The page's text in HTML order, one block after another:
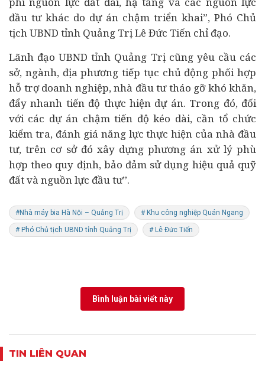
đầu tư khác do dự án chậm triển khai”, Phó Chủ
tịch UBND tỉnh Quảng Trị Lê Đức Tiến chỉ đạo.
Lãnh đạo UBND tỉnh Quảng Trị cũng yêu cầu các
sở, ngành, địa phương tiếp tục chủ động phối hợp
hỗ trợ doanh nghiệp, nhà đầu tư tháo gỡ khó khăn,
đẩy nhanh tiến độ thực hiện dự án. Trong đó, đối
với các dự án chậm tiến độ kéo dài, cần tổ chức
kiểm tra, đánh giá năng lực thực hiện của nhà đầu
tư, trên cơ sở đó xây dựng phương án xử lý phù
hợp theo quy định, bảo đảm sử dụng hiệu quả quỹ
đất và nguồn lực đầu tư”.
#Nhà máy bia Hà Nội – Quảng Trị # Khu công nghiệp Quán Ngang
# Phó Chủ tịch UBND tỉnh Quảng Trị # Lê Đức Tiến
Bình luận bài viết này
TIN LIÊN QUAN